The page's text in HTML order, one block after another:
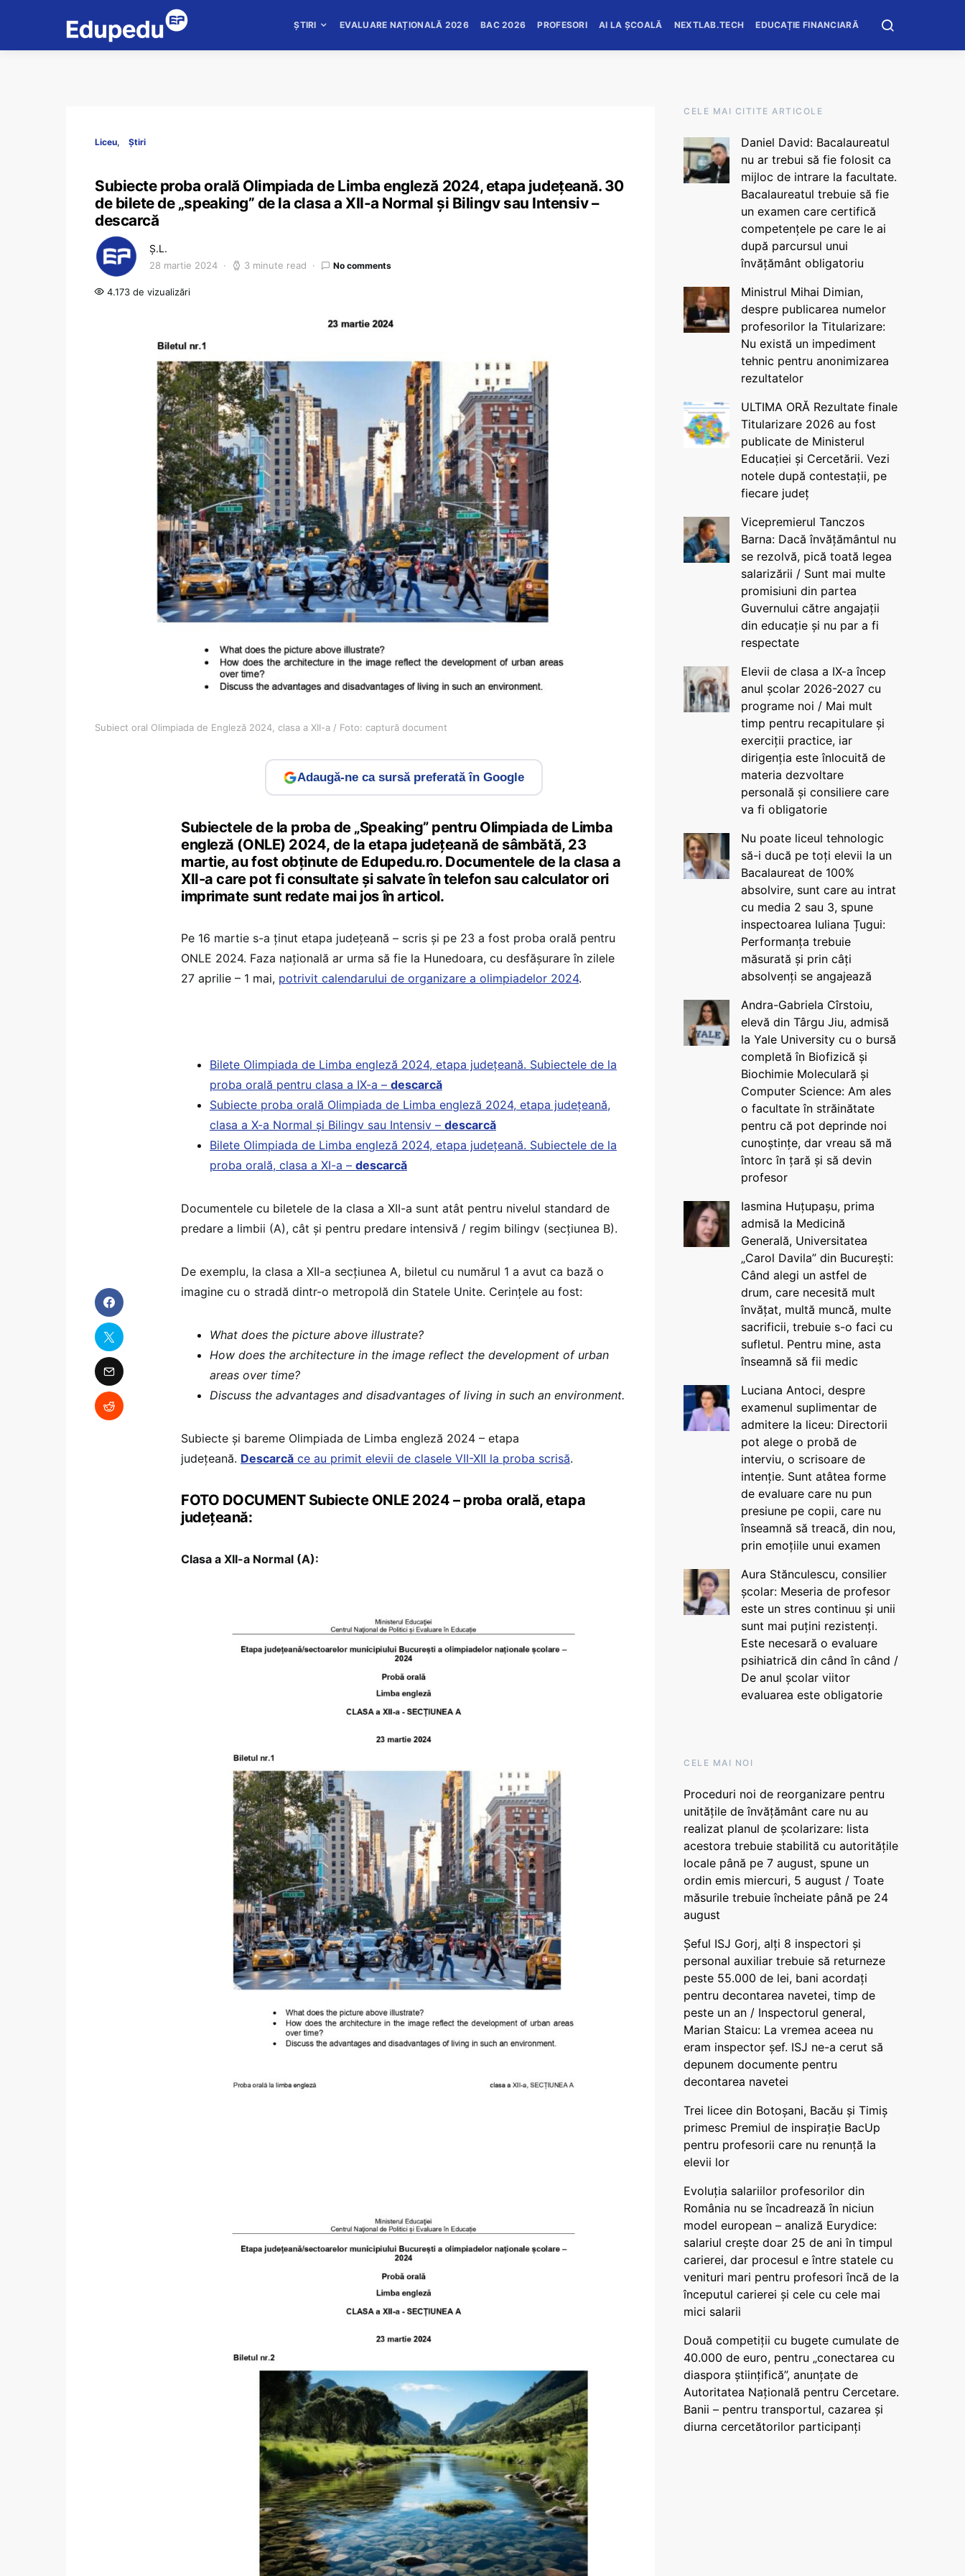
ȘTIRI EVALUARE NAȚIONALĂ 2026 BAC 2026 PROFESORI AI LA ȘCOALĂ NEXTLAB.TECH EDUCAȚIE FINANCIARĂ
Liceu Știri
Subiecte proba orală Olimpiada de Limba engleză 2024, etapa județeană. 30
de bilete de „speaking” de la clasa a XII-a Normal și Bilingv sau Intensiv –
descarcă
Ș.L.
28 martie 2024 3 minute read No comments
4.173 de vizualizări
Subiect oral Olimpiada de Engleză 2024, clasa a XII-a / Foto: captură document
Adaugă-ne ca sursă preferată în Google
Subiectele de la proba de „Speaking” pentru Olimpiada de Limba
engleză (ONLE) 2024, de la etapa județeană de sâmbătă, 23
martie, au fost obținute de Edupedu.ro. Documentele de la clasa a
XII-a care pot fi consultate și salvate în telefon sau calculator ori
imprimate sunt redate mai jos în articol.
Pe 16 martie s-a ținut etapa județeană – scris și pe 23 a fost proba orală pentru
ONLE 2024. Faza națională ar urma să fie la Hunedoara, cu desfășurare în zilele
27 aprilie – 1 mai, potrivit calendarului de organizare a olimpiadelor 2024.
Bilete Olimpiada de Limba engleză 2024, etapa județeană. Subiectele de la
proba orală pentru clasa a IX-a – descarcă
Subiecte proba orală Olimpiada de Limba engleză 2024, etapa județeană,
clasa a X-a Normal și Bilingv sau Intensiv – descarcă
Bilete Olimpiada de Limba engleză 2024, etapa județeană. Subiectele de la
proba orală, clasa a XI-a – descarcă
Documentele cu biletele de la clasa a XII-a sunt atât pentru nivelul standard de
predare a limbii (A), cât și pentru predare intensivă / regim bilingv (secțiunea B).
De exemplu, la clasa a XII-a secțiunea A, biletul cu numărul 1 a avut ca bază o
imagine cu o stradă dintr-o metropolă din Statele Unite. Cerințele au fost:
What does the picture above illustrate?
How does the architecture in the image reflect the development of urban
areas over time?
Discuss the advantages and disadvantages of living in such an environment.
Subiecte și bareme Olimpiada de Limba engleză 2024 – etapa
județeană. Descarcă ce au primit elevii de clasele VII-XII la proba scrisă.
FOTO DOCUMENT Subiecte ONLE 2024 – proba orală, etapa
județeană:
Clasa a XII-a Normal (A):
CELE MAI CITITE ARTICOLE
Daniel David: Bacalaureatul
nu ar trebui să fie folosit ca
mijloc de intrare la facultate.
Bacalaureatul trebuie să fie
un examen care certifică
competențele pe care le ai
după parcursul unui
învățământ obligatoriu
Ministrul Mihai Dimian,
despre publicarea numelor
profesorilor la Titularizare:
Nu există un impediment
tehnic pentru anonimizarea
rezultatelor
ULTIMA ORĂ Rezultate finale
Titularizare 2026 au fost
publicate de Ministerul
Educației și Cercetării. Vezi
notele după contestații, pe
fiecare județ
Vicepremierul Tanczos
Barna: Dacă învățământul nu
se rezolvă, pică toată legea
salarizării / Sunt mai multe
promisiuni din partea
Guvernului către angajații
din educație și nu par a fi
respectate
Elevii de clasa a IX-a încep
anul școlar 2026-2027 cu
programe noi / Mai mult
timp pentru recapitulare și
exerciții practice, iar
dirigenția este înlocuită de
materia dezvoltare
personală și consiliere care
va fi obligatorie
Nu poate liceul tehnologic
să-i ducă pe toți elevii la un
Bacalaureat de 100%
absolvire, sunt care au intrat
cu media 2 sau 3, spune
inspectoarea Iuliana Țugui:
Performanța trebuie
măsurată și prin câți
absolvenți se angajează
Andra-Gabriela Cîrstoiu,
elevă din Târgu Jiu, admisă
la Yale University cu o bursă
completă în Biofizică și
Biochimie Moleculară și
Computer Science: Am ales
o facultate în străinătate
pentru că pot deprinde noi
cunoștințe, dar vreau să mă
întorc în țară și să devin
profesor
Iasmina Huțupașu, prima
admisă la Medicină
Generală, Universitatea
„Carol Davila” din București:
Când alegi un astfel de
drum, care necesită mult
învățat, multă muncă, multe
sacrificii, trebuie s-o faci cu
sufletul. Pentru mine, asta
înseamnă să fii medic
Luciana Antoci, despre
examenul suplimentar de
admitere la liceu: Directorii
pot alege o probă de
interviu, o scrisoare de
intenție. Sunt atâtea forme
de evaluare care nu pun
presiune pe copii, care nu
înseamnă să treacă, din nou,
prin emoțiile unui examen
Aura Stănculescu, consilier
școlar: Meseria de profesor
este un stres continuu și unii
sunt mai puțini rezistenți.
Este necesară o evaluare
psihiatrică din când în când /
De anul școlar viitor
evaluarea este obligatorie
CELE MAI NOI
Proceduri noi de reorganizare pentru
unitățile de învățământ care nu au
realizat planul de școlarizare: lista
acestora trebuie stabilită cu autoritățile
locale până pe 7 august, spune un
ordin emis miercuri, 5 august / Toate
măsurile trebuie încheiate până pe 24
august
Șeful ISJ Gorj, alți 8 inspectori și
personal auxiliar trebuie să returneze
peste 55.000 de lei, bani acordați
pentru decontarea navetei, timp de
peste un an / Inspectorul general,
Marian Staicu: La vremea aceea nu
eram inspector șef. ISJ ne-a cerut să
depunem documente pentru
decontarea navetei
Trei licee din Botoșani, Bacău și Timiș
primesc Premiul de inspirație BacUp
pentru profesorii care nu renunță la
elevii lor
Evoluția salariilor profesorilor din
România nu se încadrează în niciun
model european – analiză Eurydice:
salariul crește doar 25 de ani în timpul
carierei, dar procesul e între statele cu
venituri mari pentru profesori încă de la
începutul carierei și cele cu cele mai
mici salarii
Două competiții cu bugete cumulate de
40.000 de euro, pentru „conectarea cu
diaspora științifică”, anunțate de
Autoritatea Națională pentru Cercetare.
Banii – pentru transportul, cazarea și
diurna cercetătorilor participanți